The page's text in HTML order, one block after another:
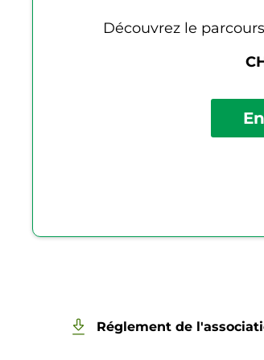
Découvrez le
Réglement de